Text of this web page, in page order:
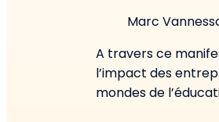
Marc
A travers ce
l’impact des
mondes de